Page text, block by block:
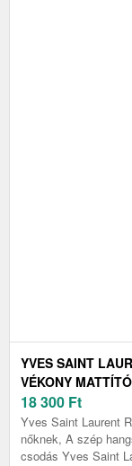
YVES SAINT
VÉKONY
G
18 300 Ft
Yves Saint Laurent
nőknek, A szép
csodás Yves Saint